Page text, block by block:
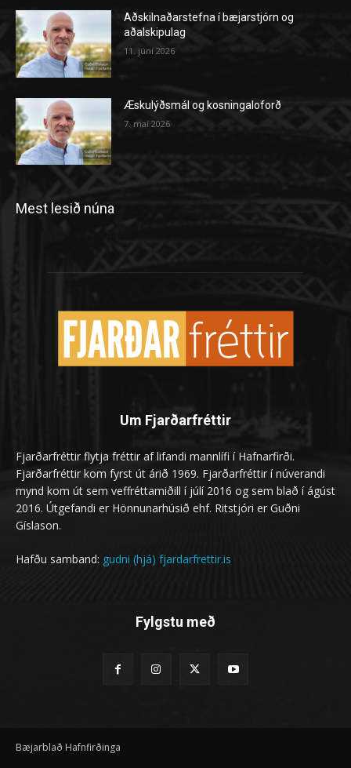
Aðskilnaðarstefna í bæjarstjórn og
aðalskipulag
11. júní 2026
Æskulýðsmál og kosningaloforð
7. maí 2026
Mest lesið núna
Um Fjarðarfréttir
Fjarðarfréttir flytja fréttir af lifandi mannlífi í Hafnarfirði.
Fjarðarfréttir kom fyrst út árið 1969. Fjarðarfréttir í núverandi
mynd kom út sem veffréttamiðill í júlí 2016 og sem blað í ágúst
2016. Útgefandi er Hönnunarhúsið ehf. Ritstjóri er Guðni
Gíslason.
Hafðu samband: gudni (hjá) fjardarfrettir.is
Fylgstu með
Bæjarblað Hafnfirðinga